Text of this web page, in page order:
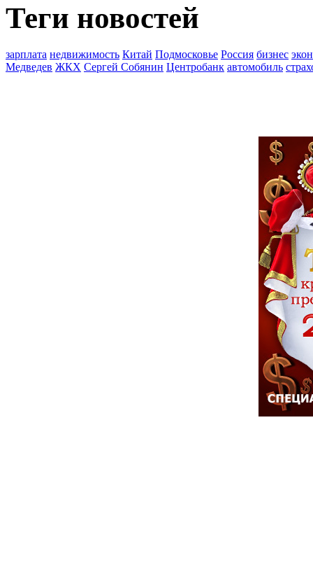
Теги новостей
зарплата недвижимость Китай Подмосковье Россия бизнес
Медведев ЖКХ Сергей Собянин Центробанк автомобиль